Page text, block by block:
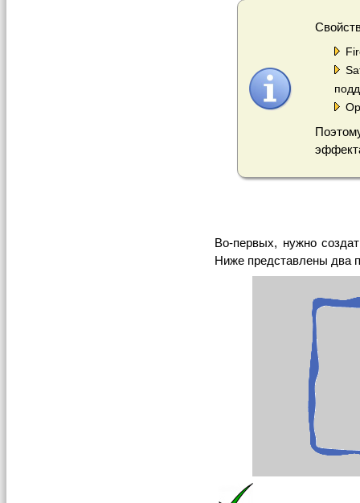
Во-первых, нужно
Ниже представлены два